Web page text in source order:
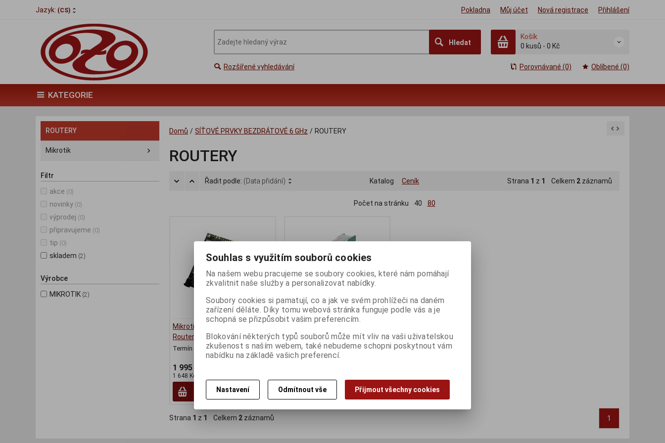
Jazyk: (CS) Pokladna Můj účet Nová registrace Přihlášení
Hledat
Košík
0 kusů - 0 Kč
Rozšířené vyhledávání Porovnávané (0) Oblíbené (0)
KATEGORIE
ROUTERY
Mikrotik
Filtr
akce (0)
novinky (0)
výprodej (0)
připravujeme (0)
tip (0)
skladem (2)
Výrobce
MIKROTIK (2)
Domů / SÍŤOVÉ PRVKY BEZDRÁTOVÉ 6 GHz / ROUTERY
ROUTERY
Řadit podle: (Data přidání) Katalog Ceník Strana 1 z 1 Celkem 2 záznamů
Počet na stránku 40 80
Mikrotik L11UG-5HaxD,
RouterBoard L11UG-5HaxD
Termín dodání (dny):3
1 995 Kč
1 648 Kč (bez DPH:)
Koupit
Termín dodání (dny):3
Koupit
Strana 1 z 1 Celkem 2 záznamů 1
Souhlas s využitím souborů cookies
Na našem webu pracujeme se soubory cookies, které nám pomáhají
zkvalitnit naše služby a personalizovat nabídky.
Soubory cookies si pamatují, co a jak ve svém prohlížeči na daném
zařízení děláte. Díky tomu webová stránka funguje podle vás a je
schopná se přizpůsobit vašim preferencím.
Blokování některých typů souborů může mít vliv na vaši uživatelskou
zkušenost s naším webem, také nebudeme schopni poskytnout vám
nabídku na základě vašich preferencí.
Nastavení Odmítnout vše Přijmout všechny cookies